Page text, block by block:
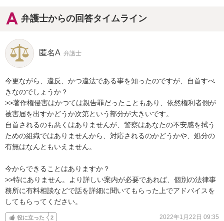
弁護士からの回答タイムライン
匿名A 弁護士
今更ながら、違反、かつ違法である事を知ったのですが、自首すべ
きなのでしょうか？
>>著作権侵害はかつては親告罪だったこともあり、依然権利者側が
被害届を出すかどうか次第という部分が大きいです。
自首されるのも悪くはありませんが、警察はあなたの不安感を拭う
ための組織ではありませんから、対応されるのかどうかや、処分の
有無はなんともいえません。
今からできることはありますか？
>>特にありません。より詳しい案内が必要であれば、個別の法律事
務所に有料相談などで話を詳細に聞いてもらった上でアドバイスを
してもらってください。
役に立った 2 2022年1月22日 09:35